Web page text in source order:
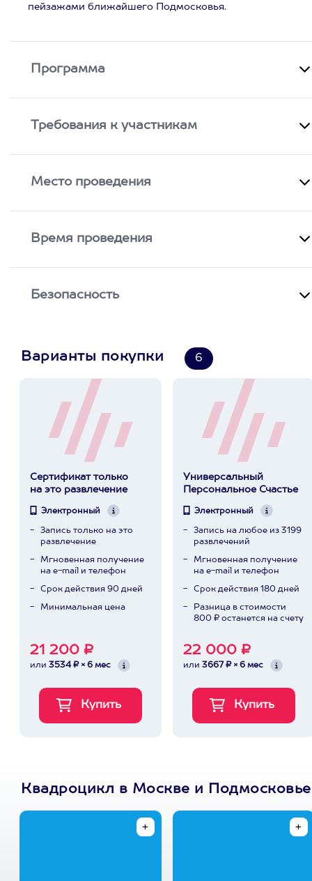
пейзажами ближайшего Подмосковья.
Программа
Требования к участникам
Место проведения
Время проведения
Безопасность
Варианты покупки 6
Сертификат только
на это развлечение
Электронный
Запись только на это
развлечение
Мгновенная получение
на e-mail и телефон
Срок действия 90 дней
Минимальная цена
21 200 ₽
или 3534 ₽ × 6 мес
Универсальный
Персональное Счастье
Электронный
Запись на любое из 3199
развлечений
Мгновенная получение
на e-mail и телефон
Срок действия 180 дней
Разница в стоимости
800 ₽ останется на счету
22 000 ₽
или 3667 ₽ × 6 мес
Квадроцикл в Москве и Подмосковье